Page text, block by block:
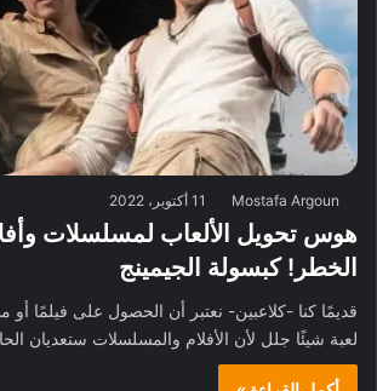
Mostafa Argoun 11 أكتوبر، 2022
هوس تحويل الألعاب لمسلسلات
الخطر! كبسولة الجيمينج
قديمًا كنا -كلاعبين- نعتبر أن الحصول على فيلمًا
لعبة شيئًا جلل لأن الأفلام والمسلسلات ستعديان